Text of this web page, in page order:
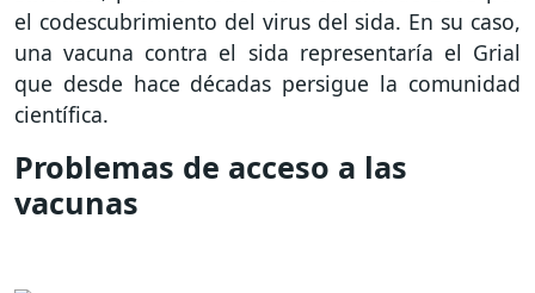
el codescubrimiento del virus del sida. En su caso,
una vacuna contra el sida representaría el Grial
que desde hace décadas persigue la comunidad
científica.
Problemas de acceso a las
vacunas